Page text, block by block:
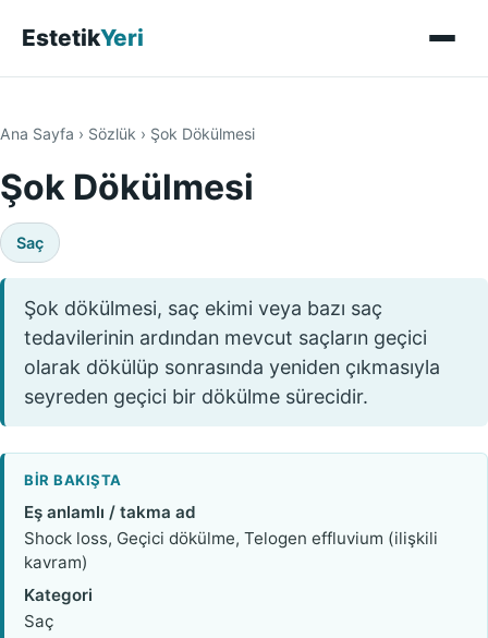
EstetikYeri
Ana Sayfa › Sözlük › Şok Dökülmesi
Şok Dökülmesi
Saç
Şok dökülmesi, saç ekimi veya bazı saç
tedavilerinin ardından mevcut saçların geçici
olarak dökülüp sonrasında yeniden çıkmasıyla
seyreden geçici bir dökülme sürecidir.
BIR BAKIŞTA
Eş anlamlı / takma ad
Shock loss, Geçici dökülme, Telogen effluvium (ilişkili
kavram)
Kategori
Saç